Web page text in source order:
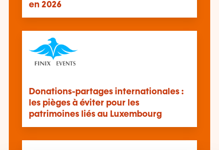
en 2026
Donations-partages internationales :
les pièges à éviter pour les
patrimoines liés au Luxembourg